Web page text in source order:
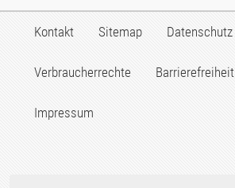
Kontakt Sitemap Datenschutz
Verbraucherrechte Barrierefreiheit
Impressum